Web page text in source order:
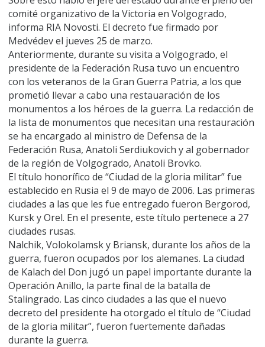
comité organizativo de la Victoria en Volgogrado,
informa RIA Novosti. El decreto fue firmado por
Medvédev el jueves 25 de marzo.
Anteriormente, durante su visita a Volgogrado, el
presidente de la Federación Rusa tuvo un encuentro
con los veteranos de la Gran Guerra Patria, a los que
prometió llevar a cabo una restauaración de los
monumentos a los héroes de la guerra. La redacción de
la lista de monumentos que necesitan una restauración
se ha encargado al ministro de Defensa de la
Federación Rusa, Anatoli Serdiukovich y al gobernador
de la región de Volgogrado, Anatoli Brovko.
El título honorífico de “Ciudad de la gloria militar” fue
establecido en Rusia el 9 de mayo de 2006. Las primeras
ciudades a las que les fue entregado fueron Bergorod,
Kursk y Orel. En el presente, este título pertenece a 27
ciudades rusas.
Nalchik, Volokolamsk y Briansk, durante los años de la
guerra, fueron ocupados por los alemanes. La ciudad
de Kalach del Don jugó un papel importante durante la
Operación Anillo, la parte final de la batalla de
Stalingrado. Las cinco ciudades a las que el nuevo
decreto del presidente ha otorgado el título de “Ciudad
de la gloria militar”, fueron fuertemente dañadas
durante la guerra.